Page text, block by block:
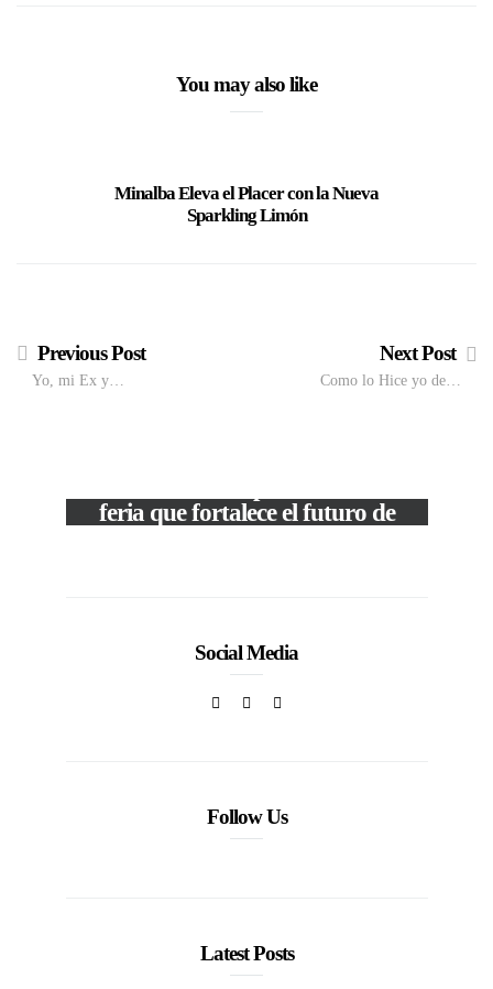
You may also like
Minalba Eleva el Placer con la Nueva
Sparkling Limón
Previous Post
Yo, mi Ex y…
Next Post
Como lo Hice yo de…
feria que fortalece el futuro de
Social Media
Follow Us
Latest Posts